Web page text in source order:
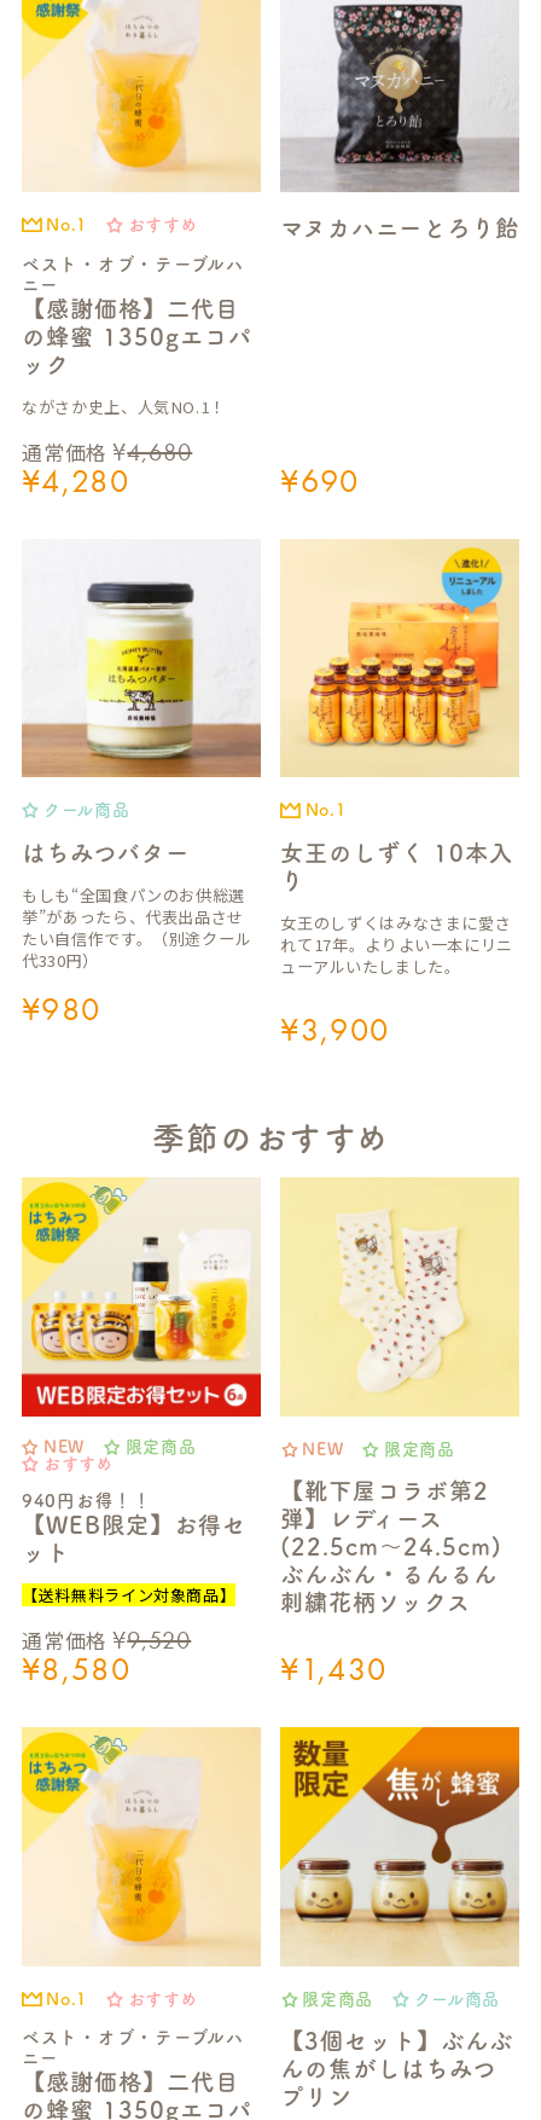
S
E
A
R
C
ベスト・オブ・テーブルハ
ニー
【感謝価格】二代目
の蜂蜜 1350gエコパ
ック
No.1 おすすめ
通常価格 ¥4,680
¥4,280
ながさか史上、人気NO.1！
マヌカハニーとろり飴
¥690
はちみつバター
クール商品
¥980
もしも“全国食パンのお供総選
挙”があったら、代表出品させ
たい自信作です。（別途クール
代330円）
女王のしずく 10本入
り
No.1
¥3,900
女王のしずくはみなさまに愛さ
れて17年。よりよい一本にリニ
ューアルいたしました。
季節のおすすめ
940円お得！！
【WEB限定】お得セ
ット
NEW
限定商品
おすすめ
通常価格 ¥9,520
¥8,580
【送料無料ライン対象商品】
【靴下屋コラボ第2
弾】レディース
(22.5cm～24.5cm)
ぶんぶん・るんるん
刺繍花柄ソックス
NEW 限定商品
¥1,430
ベスト・オブ・テーブルハ
ニー
【感謝価格】二代目
の蜂蜜 1350gエコパ
No.1 おすすめ
【3個セット】ぶんぶ
んの焦がしはちみつ
プリン
限定商品 クール商品